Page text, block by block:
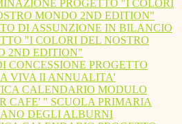
PROGETTO "I COLORI
MONDO 2ND EDITION"
DI ASSUNZIONE IN BILANCIO
"I COLORI DEL NOSTRO
2ND EDITION"
CONCESSIONE PROGETTO
VIVA II ANNUALITA'
CALENDARIO MODULO
CAFE' " SCUOLA PRIMARIA
DEGLI ALBURNI